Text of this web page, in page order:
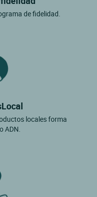
de fidelidad.
locales forma
ADN.